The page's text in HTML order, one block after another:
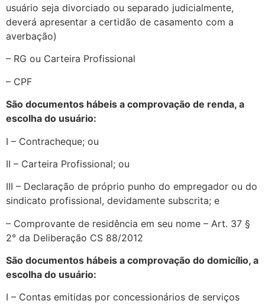
usuário seja divorciado ou separado judicialmente,
deverá apresentar a certidão de casamento com a
averbação)
– RG ou Carteira Profissional
– CPF
São documentos hábeis a comprovação de renda, a
escolha do usuário:
I – Contracheque; ou
II – Carteira Profissional; ou
III – Declaração de próprio punho do empregador ou do
sindicato profissional, devidamente subscrita; e
– Comprovante de residência em seu nome – Art. 37 §
2° da Deliberação CS 88/2012
São documentos hábeis a comprovação do domicílio, a
escolha do usuário:
I – Contas emitidas por concessionários de serviços